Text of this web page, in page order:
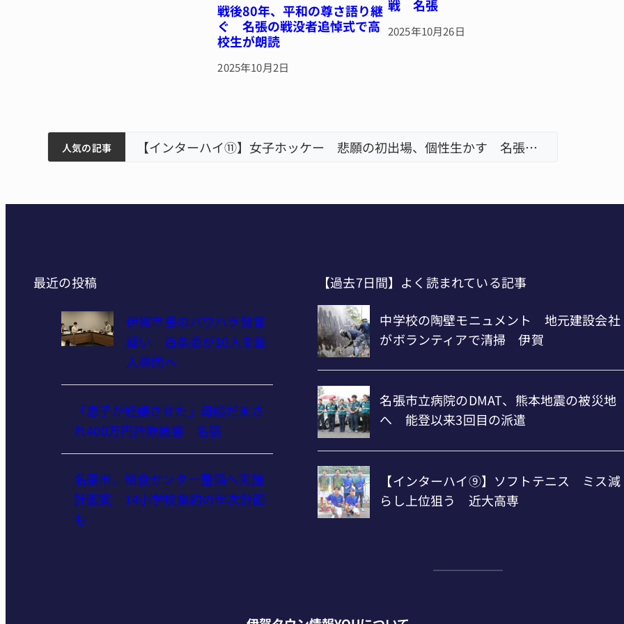
戦後80年、平和の尊さ語り継
ぐ 名張の戦没者追悼式で高
校生が朗読
2025年10月2日
戦 名張
2025年10月26日
人気の記事
ィアで清掃 伊賀
3回目の派遣
う 近大高専 【インターハイ⑪】女子ホッケー 悲願の初出場、個性生かす 名張青峰
最近の投稿
伊賀市長のパワハラ発言
疑い 百条委が10人を証
人尋問へ
「息子が妊娠させた」母娘だまさ
れ400万円詐欺被害 名張
名張市、給食センター整備へ実施
計画案 14小学校集約の年次計画
も
【過去7日間】よく読まれている記事